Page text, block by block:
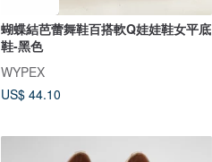
蝴蝶結芭蕾舞鞋百搭軟Q娃娃鞋女平底
鞋-黑色
WYPEX
US$ 44.10